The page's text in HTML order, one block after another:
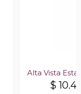
Alta Vista
$